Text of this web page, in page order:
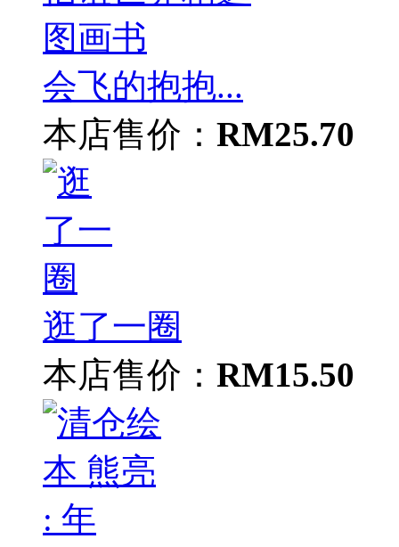
会飞的抱抱...
本店售价： RM25.70
逛了一圈
本店售价： RM15.50